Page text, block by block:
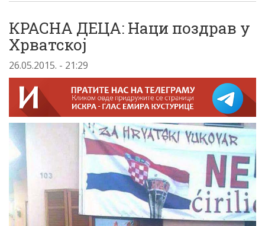
КРАСНА ДЕЦА: Наци поздрав у
Хрватској
26.05.2015. - 21:29